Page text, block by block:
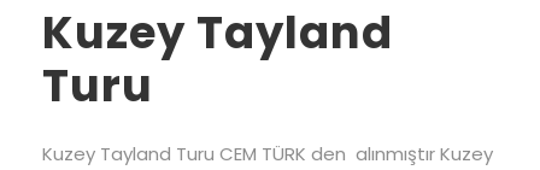
Kuzey Tayland
Turu
Kuzey Tayland Turu CEM TÜRK den alınmıştır Kuzey